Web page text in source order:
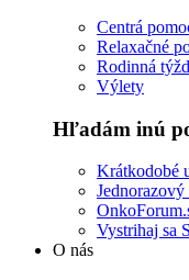
Centrá
Relaxačné
Rodinná
Výlety
Hľadám inú
Krátkodobé
Vystrihaj sa
O nás